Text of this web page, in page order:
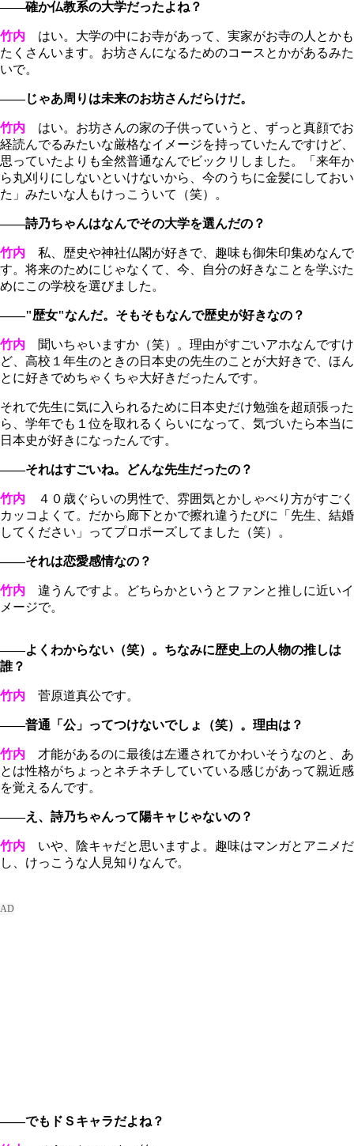
――確か仏教系の大学だったよね？
竹内 はい。大学の中にお寺があって、実家がお寺の人とかも
たくさんいます。お坊さんになるためのコースとかがあるみた
いで。
――じゃあ周りは未来のお坊さんだらけだ。
竹内 はい。お坊さんの家の子供っていうと、ずっと真顔でお
経読んでるみたいな厳格なイメージを持っていたんですけど、
思っていたよりも全然普通なんでビックリしました。「来年か
ら丸刈りにしないといけないから、今のうちに金髪にしておい
た」みたいな人もけっこういて（笑）。
――詩乃ちゃんはなんでその大学を選んだの？
竹内 私、歴史や神社仏閣が好きで、趣味も御朱印集めなんで
す。将来のためにじゃなくて、今、自分の好きなことを学ぶた
めにこの学校を選びました。
――"歴女"なんだ。そもそもなんで歴史が好きなの？
竹内 聞いちゃいますか（笑）。理由がすごいアホなんですけ
ど、高校１年生のときの日本史の先生のことが大好きで、ほん
とに好きでめちゃくちゃ大好きだったんです。
それで先生に気に入られるために日本史だけ勉強を超頑張った
ら、学年でも１位を取れるくらいになって、気づいたら本当に
日本史が好きになったんです。
――それはすごいね。どんな先生だったの？
竹内 ４０歳ぐらいの男性で、雰囲気とかしゃべり方がすごく
カッコよくて。だから廊下とかで擦れ違うたびに「先生、結婚
してください」ってプロポーズしてました（笑）。
――それは恋愛感情なの？
竹内 違うんですよ。どちらかというとファンと推しに近いイ
メージで。
――よくわからない（笑）。ちなみに歴史上の人物の推しは
誰？
竹内 菅原道真公です。
――普通「公」ってつけないでしょ（笑）。理由は？
竹内 才能があるのに最後は左遷されてかわいそうなのと、あ
とは性格がちょっとネチネチしていている感じがあって親近感
を覚えるんです。
――え、詩乃ちゃんって陽キャじゃないの？
竹内 いや、陰キャだと思いますよ。趣味はマンガとアニメだ
し、けっこうな人見知りなんで。
――でもドＳキャラだよね？